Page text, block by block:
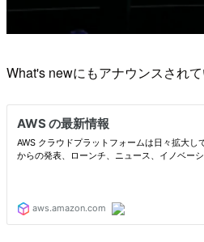
What's newにもアナウンスされて